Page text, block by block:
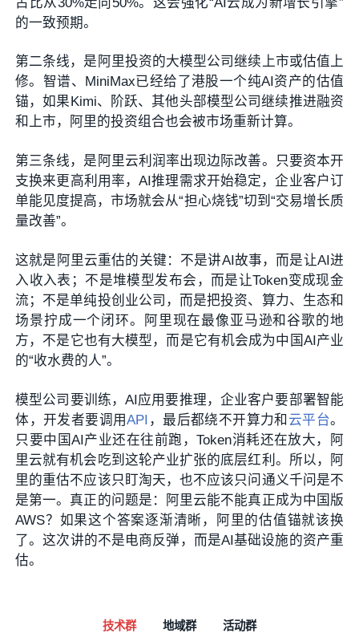
的一致预期。
第二条线，是阿里投资的大模型公司继续上市或估值上
修。智谱、MiniMax已经给了港股一个纯AI资产的估值
锚，如果Kimi、阶跃、其他头部模型公司继续推进融资
和上市，阿里的投资组合也会被市场重新计算。
第三条线，是阿里云利润率出现边际改善。只要资本开
支换来更高利用率，AI推理需求开始稳定，企业客户订
单能见度提高，市场就会从“担心烧钱”切到“交易增长质
量改善”。
这就是阿里云重估的关键：不是讲AI故事，而是让AI进
入收入表；不是堆模型发布会，而是让Token变成现金
流；不是单纯投创业公司，而是把投资、算力、生态和
场景拧成一个闭环。阿里现在最像亚马逊和谷歌的地
方，不是它也有大模型，而是它有机会成为中国AI产业
的“收水费的人”。
模型公司要训练，AI应用要推理，企业客户要部署智能
体，开发者要调用API ，最后都绕不开算力和 云平台。
只要中国AI产业还在往前跑，Token消耗还在放大，阿
里云就有机会吃到这轮产业扩张的底层红利。所以，阿
里的重估不应该只盯淘天，也不应该只问通义千问是不
是第一。真正的问题是：阿里云能不能真正成为中国版
AWS？如果这个答案逐渐清晰，阿里的估值锚就该换
了。这次讲的不是电商反弹，而是AI基础设施的资产重
估。
技术群 地域群 活动群